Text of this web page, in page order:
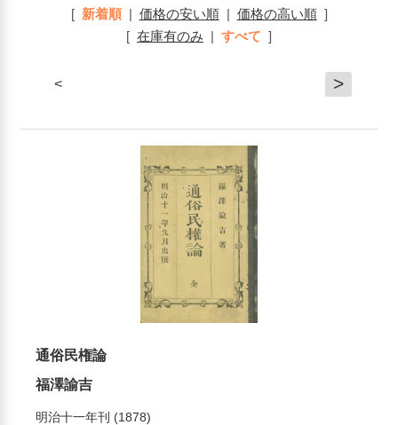
[ 新着順| 価格の安い順| 価格の高い順]
[ 在庫有のみ | すべて ]
< >
通俗民権論
福澤諭吉
明治十一年刊 (1878)